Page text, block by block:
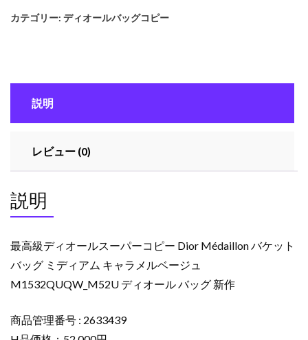
ィ
ス
パ
ピ
Dior
Médaillon
ケ
ッ
ト
ッ
グ
カテゴリー: ディオールバッグコピー
説明
レビュー (0)
説明
最高級ディオールスーパーコピー Dior Médaillon バケット
バッグ ミディアム キャラメルベージュ
M1532QUQW_M52U ディオール バッグ 新作
商品管理番号 : 2633439